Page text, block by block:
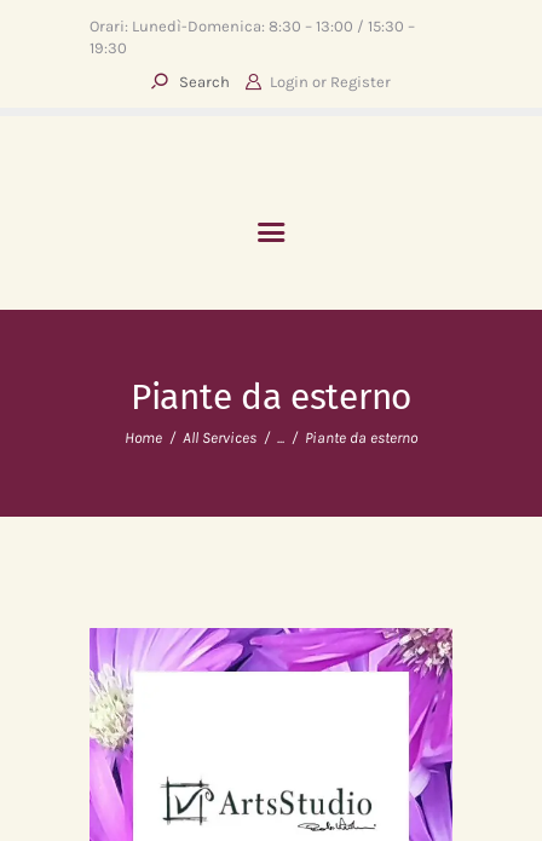
Orari: Lunedì-Domenica: 8:30 – 13:00 / 15:30 –
19:30
Login or Register
Piante da esterno
Home All Services ... Piante da esterno